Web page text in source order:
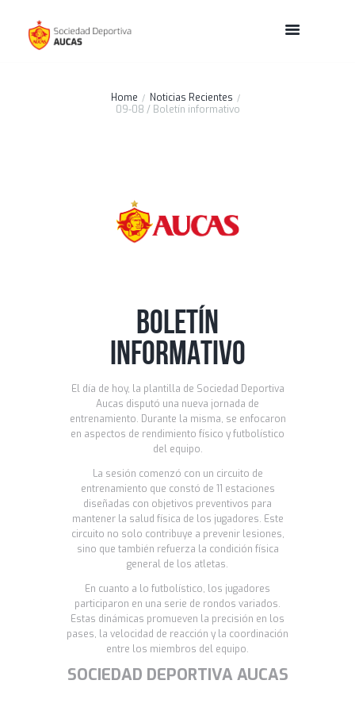
Home
Noticias Recientes
09-08 / Boletín informativo
BOLETÍN
INFORMATIVO
El día de hoy, la plantilla de Sociedad Deportiva
Aucas disputó una nueva jornada de
entrenamiento. Durante la misma, se enfocaron
en aspectos de rendimiento físico y futbolístico
del equipo.
La sesión comenzó con un circuito de
entrenamiento que constó de 11 estaciones
diseñadas con objetivos preventivos para
mantener la salud física de los jugadores. Este
circuito no solo contribuye a prevenir lesiones,
sino que también refuerza la condición física
general de los atletas.
En cuanto a lo futbolístico, los jugadores
participaron en una serie de rondos variados.
Estas dinámicas promueven la precisión en los
pases, la velocidad de reacción y la coordinación
entre los miembros del equipo.
SOCIEDAD DEPORTIVA AUCAS